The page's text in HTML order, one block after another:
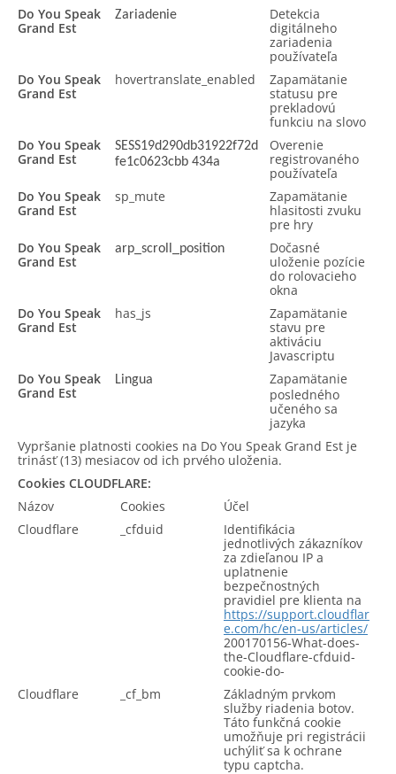
Do You Speak
Grand Est
Zariadenie
Detekcia
digitálneho
zariadenia
používateľa
Do You Speak
Grand Est
hovertranslate_enabled
Zapamätanie
statusu pre
prekladovú
funkciu na slovo
Do You Speak
Grand Est
SESS19d290db31922f72d
fe1c0623cbb 434a
Overenie
registrovaného
používateľa
Do You Speak
Grand Est
sp_mute
Zapamätanie
hlasitosti zvuku
pre hry
Do You Speak
Grand Est
arp_scroll_position
Dočasné
uloženie pozície
do rolovacieho
okna
Do You Speak
Grand Est
has_js
Zapamätanie
stavu pre
aktiváciu
Javascriptu
Do You Speak
Grand Est
Lingua
Zapamätanie
posledného
učeného sa
jazyka
Vypršanie platnosti cookies na Do You Speak Grand Est je
trinásť (13) mesiacov od ich prvého uloženia.
Cookies CLOUDFLARE:
Názov
Cookies
Účel
Cloudflare
_cfduid
Identifikácia
jednotlivých zákazníkov
za zdieľanou IP a
uplatnenie
bezpečnostných
pravidiel pre klienta na
https://support.cloudflar
e.com/hc/en-us/articles/
200170156-What-does-
the-Cloudflare-cfduid-
cookie-do-
Cloudflare
_cf_bm
Základným prvkom
služby riadenia botov.
Táto funkčná cookie
umožňuje pri registrácii
uchýliť sa k ochrane
typu captcha.